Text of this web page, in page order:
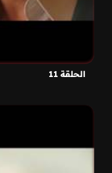
الحلقة 11